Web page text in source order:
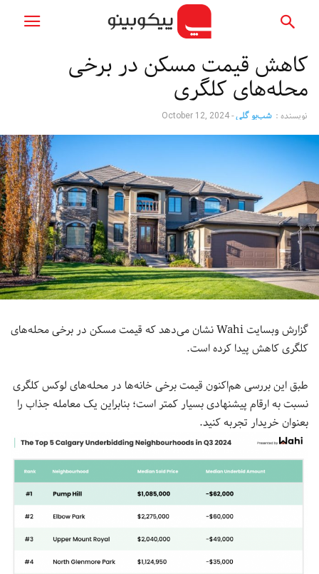
کاهش قیمت مسکن در برخی
محله‌های کلگری
نویسنده : شب‌بو گلی-
October 12, 2024
گزارش وبسایت Wahi نشان می‌دهد که قیمت مسکن در برخی محله‌های
کلگری کاهش پیدا کرده است.
طبق این بررسی هم‌اکنون قیمت برخی خانه‌ها در محله‌های لوکس کلگری
نسبت به ارقام پیشنهادی بسیار کمتر است؛ بنابراین یک معامله جذاب را
بعنوان خریدار تجربه کنید.